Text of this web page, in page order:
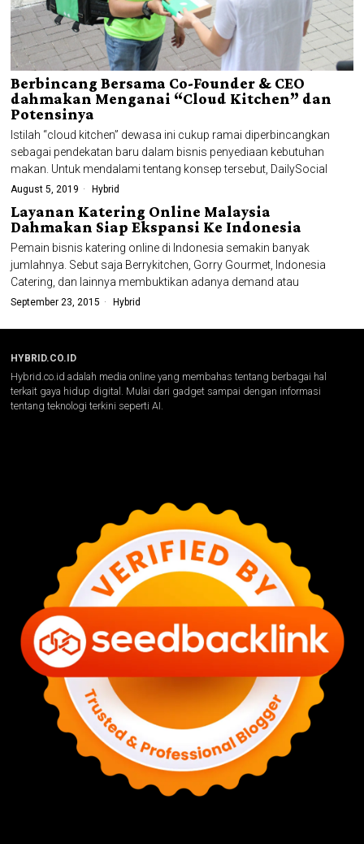
Berbincang Bersama Co-Founder & CEO
dahmakan Menganai “Cloud Kitchen” dan
Potensinya
Istilah “cloud kitchen” dewasa ini cukup ramai diperbincangkan
sebagai pendekatan baru dalam bisnis penyediaan kebutuhan
makan. Untuk mendalami tentang konsep tersebut, DailySocial
August 5, 2019 Hybrid
Layanan Katering Online Malaysia
Dahmakan Siap Ekspansi Ke Indonesia
Pemain bisnis katering online di Indonesia semakin banyak
jumlahnya. Sebut saja Berrykitchen, Gorry Gourmet, Indonesia
Catering, dan lainnya membuktikan adanya demand atau
September 23, 2015 Hybrid
HYBRID.CO.ID
Hybrid.co.id adalah media online yang membahas tentang berbagai hal
terkait gaya hidup digital. Mulai dari gadget sampai dengan informasi
tentang teknologi terkini seperti AI.